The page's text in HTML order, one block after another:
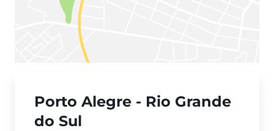
Porto Alegre - Rio Grande
do Sul